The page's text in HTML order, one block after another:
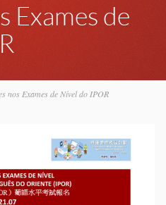
Exames de
nos Exames de Nível do IPOR